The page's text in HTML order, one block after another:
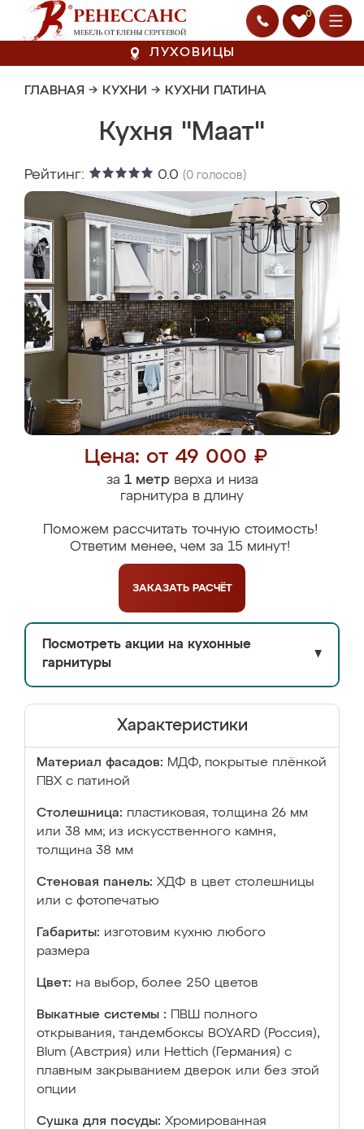
0
ЛУХОВИЦЫ
ГЛАВНАЯ → КУХНИ → КУХНИ ПАТИНА
Кухня "Маат"
Рейтинг: 0.0 (0 голосов)
Цена: от 49 000 ₽
за 1 метрверха и низа
гарнитура в длину
Поможем рассчитать точную стоимость!
Ответим менее, чем за 15 минут!
ЗАКАЗАТЬ РАСЧЁТ
Посмотреть акции на кухонные
гарнитуры
▼
Характеристики
Материал фасадов: МДФ, покрытые плёнкой
ПВХ с патиной
Столешница: пластиковая, толщина 26 мм
или 38 мм; из искусственного камня,
толщина 38 мм
Стеновая панель: ХДФ в цвет столешницы
или с фотопечатью
Габариты: изготовим кухню любого
размера
Цвет: на выбор, более 250 цветов
Выкатные системы :
ПВШ полного
открывания, тандембоксы BOYARD (Россия),
Blum (Австрия) или Hettich (Германия) с
плавным закрыванием дверок или без этой
опции
Сушка для посуды: Хромированная